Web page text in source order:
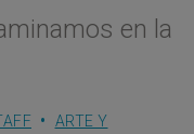
en la
ARTE Y